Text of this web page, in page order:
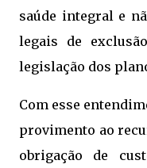
saúde integral e
legais de
legislação dos
Com esse
provimento ao
obrigação de